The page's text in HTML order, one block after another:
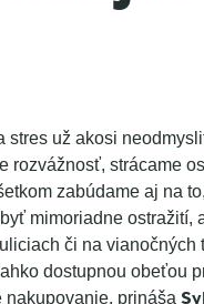
stres už akosi
rozvážnosť, strácame
zabúdame aj na
mimoriadne
či na vianočných
dostupnou obeťou
prináša